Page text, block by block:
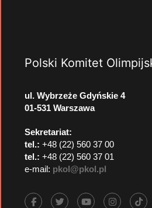
Polski Komitet
ul. Wybrzeże Gdyńskie 4
01-531 Warszawa
Sekretariat:
tel.: +48 (22) 560 37 00
tel.: +48 (22) 560 37 01
e-mail: pkol@pkol.pl